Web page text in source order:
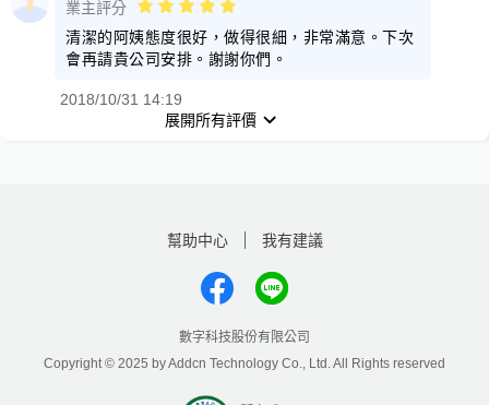
業主評分
清潔的阿姨態度很好，做得很細，非常滿意。下次
會再請貴公司安排。謝謝你們。
2018/10/31 14:19
展開所有評價
幫助中心 我有建議
數字科技股份有限公司
Copyright © 2025 by Addcn Technology Co., Ltd. All Rights reserved